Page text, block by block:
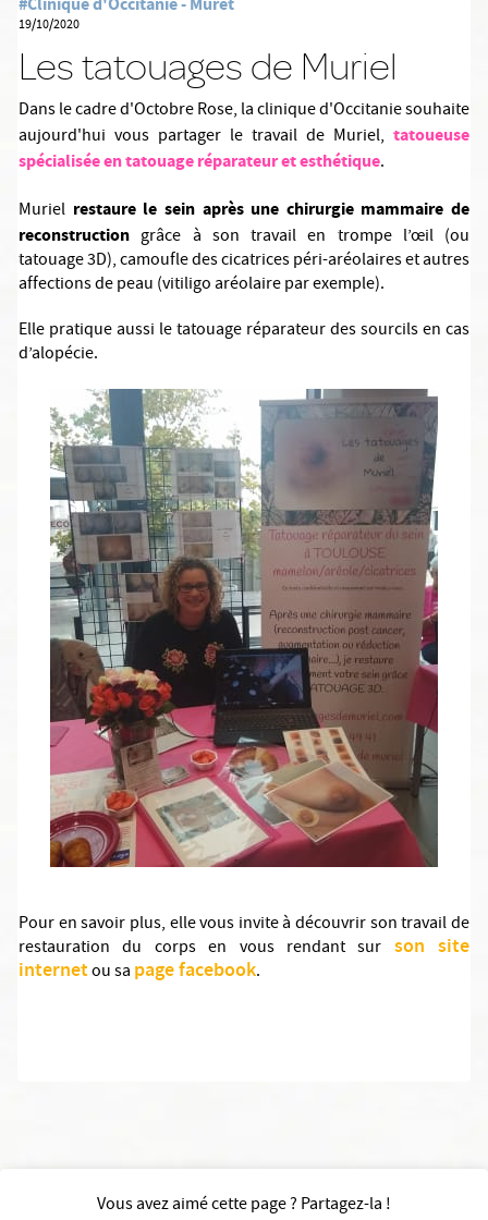
19/10/2020
Les tatouages de Muriel
Dans le cadre d'Octobre Rose, la clinique d'Occitanie souhaite
aujourd'hui vous partager le travail de Muriel, tatoueuse
spécialisée en tatouage réparateur et esthétique.
Muriel restaure le sein après une chirurgie mammaire de
reconstruction grâce à son travail en trompe l’œil (ou
tatouage 3D), camoufle des cicatrices péri-aréolaires et autres
affections de peau (vitiligo aréolaire par exemple).
Elle pratique aussi le tatouage réparateur des sourcils en cas
d’alopécie.
Pour en savoir plus, elle vous invite à découvrir son travail de
restauration du corps en vous rendant sur son site
internetou sa page facebook.
Vous avez aimé cette page ? Partagez-la !